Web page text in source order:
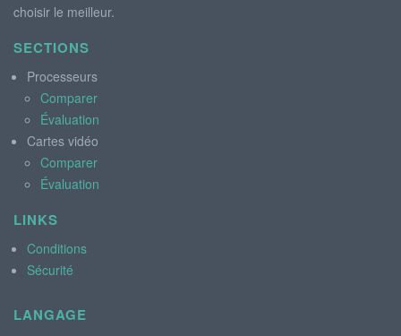
choisir le meilleur.
SECTIONS
Processeurs
Comparer
Évaluation
Cartes vidéo
Comparer
Évaluation
LINKS
Conditions
Sécurité
LANGAGE